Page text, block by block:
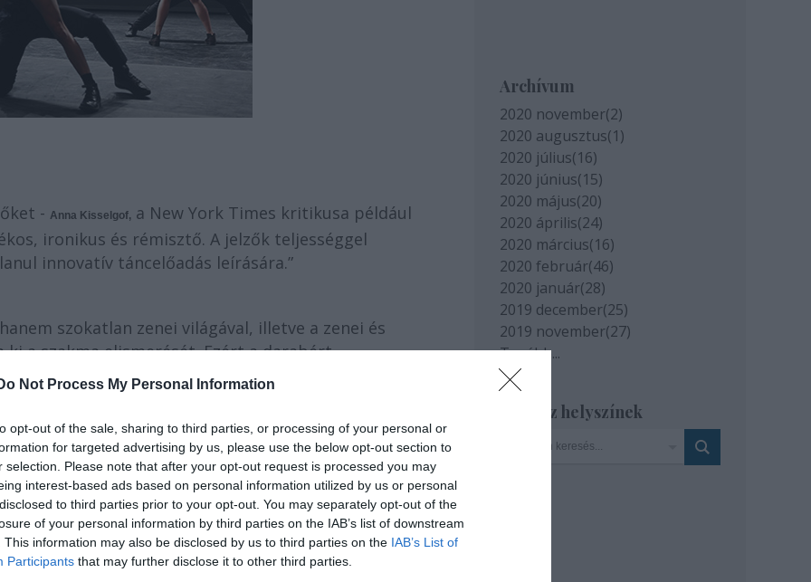
Not Process My Personal Information
opt-out of the sale, sharing to third parties, or processing of your personal or
for targeted advertising by us, please use the below opt-out section to
selection. Please note that after your opt-out request is processed you may
interest-based ads based on personal information utilized by us or personal
to third parties prior to your opt-out. You may separately opt-out of the
of your personal information by third parties on the IAB’s list of downstream
This information may also be disclosed by us to third parties on the IAB’s List of
Participants that may further disclose it to other third parties.
- Anna Kisselgof, a New York Times kritikusa például
ironikus és rémisztő. A jelzők teljességgel
innovatív táncelőadás leírására.”
szokatlan zenei világával, illetve a zenei és
a szakma elismerését. Ezért a darabért
ésPeter Vermeersch megkapták az egyik
Archívum
2020 november(2)
2020 augusztus(1)
2020 július(16)
2020 június(15)
2020 május(20)
2020 április(24)
2020 március(16)
2020 február(46)
2020 január(28)
2019 december(25)
2019 november(27)
Tovább...
Szinház helyszínek